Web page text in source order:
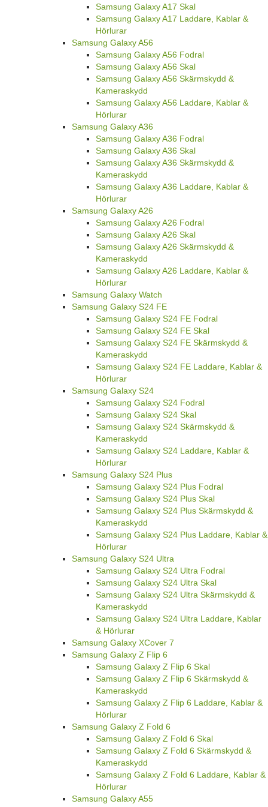
Samsung Galaxy A17 Skal
Samsung Galaxy A17 Laddare, Kablar &
Hörlurar
Samsung Galaxy A56
Samsung Galaxy A56 Fodral
Samsung Galaxy A56 Skal
Samsung Galaxy A56 Skärmskydd &
Kameraskydd
Samsung Galaxy A56 Laddare, Kablar &
Hörlurar
Samsung Galaxy A36
Samsung Galaxy A36 Fodral
Samsung Galaxy A36 Skal
Samsung Galaxy A36 Skärmskydd &
Kameraskydd
Samsung Galaxy A36 Laddare, Kablar &
Hörlurar
Samsung Galaxy A26
Samsung Galaxy A26 Fodral
Samsung Galaxy A26 Skal
Samsung Galaxy A26 Skärmskydd &
Kameraskydd
Samsung Galaxy A26 Laddare, Kablar &
Hörlurar
Samsung Galaxy Watch
Samsung Galaxy S24 FE
Samsung Galaxy S24 FE Fodral
Samsung Galaxy S24 FE Skal
Samsung Galaxy S24 FE Skärmskydd &
Kameraskydd
Samsung Galaxy S24 FE Laddare, Kablar &
Hörlurar
Samsung Galaxy S24
Samsung Galaxy S24 Fodral
Samsung Galaxy S24 Skal
Samsung Galaxy S24 Skärmskydd &
Kameraskydd
Samsung Galaxy S24 Laddare, Kablar &
Hörlurar
Samsung Galaxy S24 Plus
Samsung Galaxy S24 Plus Fodral
Samsung Galaxy S24 Plus Skal
Samsung Galaxy S24 Plus Skärmskydd &
Kameraskydd
Samsung Galaxy S24 Plus Laddare, Kablar &
Hörlurar
Samsung Galaxy S24 Ultra
Samsung Galaxy S24 Ultra Fodral
Samsung Galaxy S24 Ultra Skal
Samsung Galaxy S24 Ultra Skärmskydd &
Kameraskydd
Samsung Galaxy S24 Ultra Laddare, Kablar
& Hörlurar
Samsung Galaxy XCover 7
Samsung Galaxy Z Flip 6
Samsung Galaxy Z Flip 6 Skal
Samsung Galaxy Z Flip 6 Skärmskydd &
Kameraskydd
Samsung Galaxy Z Flip 6 Laddare, Kablar &
Hörlurar
Samsung Galaxy Z Fold 6
Samsung Galaxy Z Fold 6 Skal
Samsung Galaxy Z Fold 6 Skärmskydd &
Kameraskydd
Samsung Galaxy Z Fold 6 Laddare, Kablar &
Hörlurar
Samsung Galaxy A55